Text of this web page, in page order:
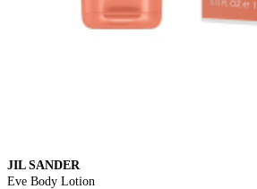
JIL SANDER
Eve Body Lotion